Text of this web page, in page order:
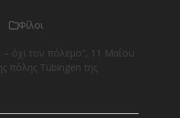
Φίλοι
– όχι τον πόλεμο”, 11 Μαΐου
πόλης Tübingen της